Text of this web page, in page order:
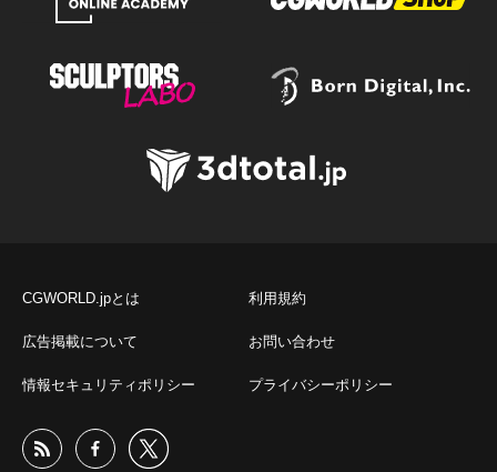
CGWORLD.jpとは 利用規約
広告掲載について お問い合わせ
情報セキュリティポリシー プライバシーポリシー